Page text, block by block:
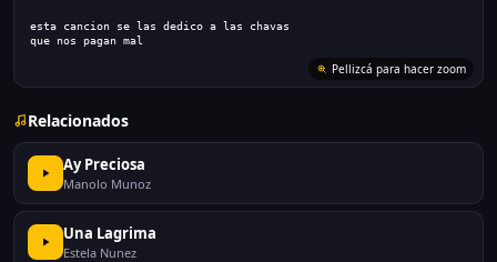
esta cancion se las dedico a las chavas
que nos pagan mal
Pellizcá para hacer zoom
Relacionados
Ay Preciosa
Manolo Munoz
Una Lagrima
Estela Nunez